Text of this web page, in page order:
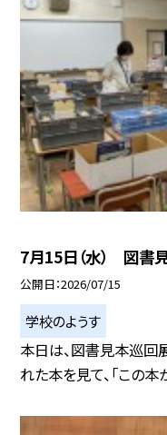
7月15日（水） 図書
公開日 2026/07/15
学校のようす
本日は、図書見本巡回
れた本を見て、「この